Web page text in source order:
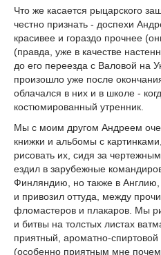
Что же касается рыцарского
честно признать - доспехи
красивее и гораздо прочнее
(правда, уже в качестве
до его переезда с Валовой на
произошло уже после
облачался в них и в школе -
костюмированный утренник.
Мы с моим другом Андреем
книжки и альбомы с
рисовать их, сидя за
ездил в зарубежные
Финляндию, но также в
и привозил оттуда, между
фломастеров и плакаров. Мы
и битвы на толстых листах
приятный, ароматно-спиртовой
(особенно приятным мне